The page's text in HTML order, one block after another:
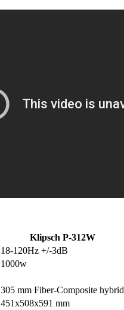
Klipsch P-312W
18-120Hz +/-3dB
1000w
305 mm Fiber-Composite hybrid
451x508x591 mm